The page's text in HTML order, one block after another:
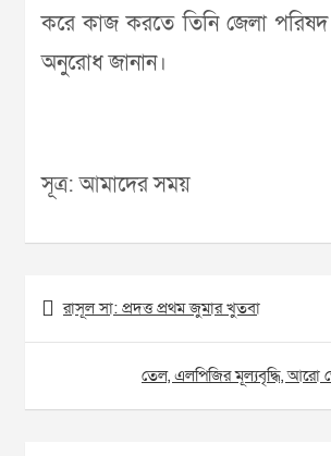
করে কাজ করতে তিনি জেলা পরিষদ
অনুরোধ জানান।
সূত্র: আমাদের সময়
Post
navigation
রাসূল সা: প্রদত্ত প্রথম জুমার খুতবা
তেল, এলপিজির মূল্যবৃদ্ধি, আরো